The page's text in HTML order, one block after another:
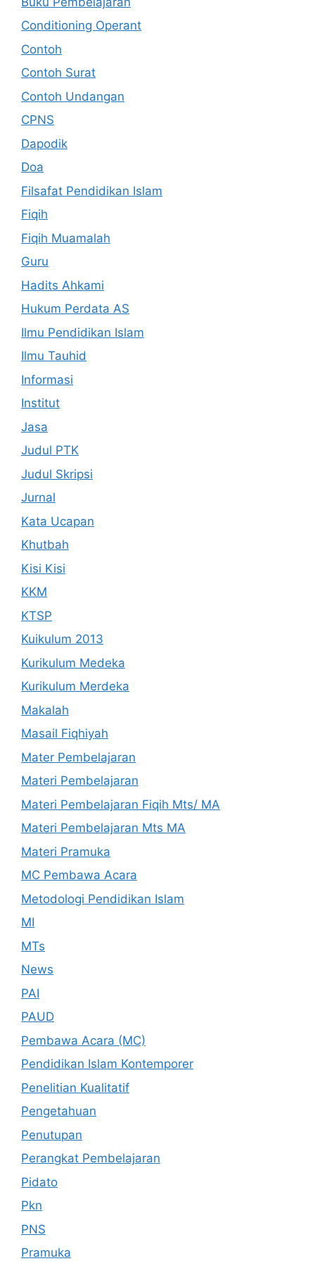
Conditioning Operant
Contoh
Contoh Surat
Contoh Undangan
CPNS
Dapodik
Doa
Filsafat Pendidikan Islam
Fiqih
Fiqih Muamalah
Guru
Hadits Ahkami
Hukum Perdata AS
Ilmu Pendidikan Islam
Ilmu Tauhid
Informasi
Institut
Jasa
Judul PTK
Judul Skripsi
Jurnal
Kata Ucapan
Khutbah
Kisi Kisi
KKM
KTSP
Kuikulum 2013
Kurikulum Medeka
Kurikulum Merdeka
Makalah
Masail Fiqhiyah
Mater Pembelajaran
Materi Pembelajaran
Materi Pembelajaran Fiqih Mts/ MA
Materi Pembelajaran Mts MA
Materi Pramuka
MC Pembawa Acara
Metodologi Pendidikan Islam
MI
MTs
News
PAI
PAUD
Pembawa Acara (MC)
Pendidikan Islam Kontemporer
Penelitian Kualitatif
Pengetahuan
Penutupan
Perangkat Pembelajaran
Pidato
Pkn
PNS
Pramuka